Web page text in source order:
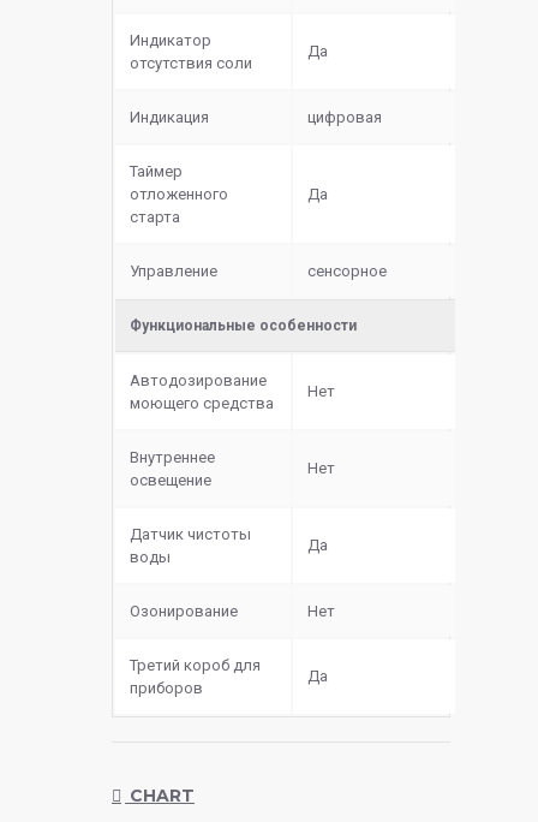
Индикатор
отсутствия соли
Да
Индикация цифровая
Таймер
отложенного
старта
Да
Управление сенсорное
Функциональные особенности
Автодозирование
моющего средства
Нет
Внутреннее
освещение
Нет
Датчик чистоты
воды
Да
Озонирование Нет
Третий короб для
приборов
Да
CHART